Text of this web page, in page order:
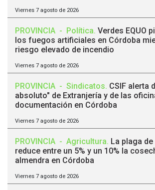
Viernes 7 agosto de 2026
PROVINCIA - Política. Verdes EQUO
los fuegos artificiales en Córdoba
riesgo elevado de incendio
Viernes 7 agosto de 2026
PROVINCIA - Sindicatos. CSIF alerta
absoluto" de Extranjería y de las
documentación en Córdoba
Viernes 7 agosto de 2026
PROVINCIA - Agricultura. La plaga
reduce entre un 5% y un 10% la
almendra en Córdoba
Viernes 7 agosto de 2026